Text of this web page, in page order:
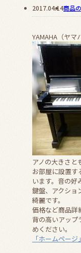
2017.04.14商品
YAMAHA（ヤマ
アノの大きさと
お部屋に設置す
います。音の好
鍵盤、アクショ
綺麗です。
価格など商品詳
背の高いアップ
めください。
「ホームページ」